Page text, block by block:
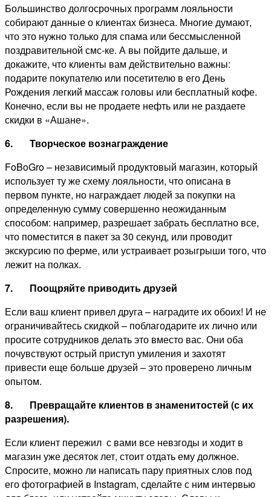
Большинство долгосрочных программ лояльности
собирают данные о клиентах бизнеса. Многие думают,
что это нужно только для спама или бессмысленной
поздравительной смс-ке. А вы пойдите дальше, и
докажите, что клиенты вам действительно важны:
подарите покупателю или посетителю в его День
Рождения легкий массаж головы или бесплатный кофе.
Конечно, если вы не продаете нефть или не раздаете
скидки в «Ашане».
6. Творческое вознаграждение
FoBoGro – независимый продуктовый магазин, который
использует ту же схему лояльности, что описана в
первом пункте, но награждает людей за покупки на
определенную сумму совершенно неожиданным
способом: например, разрешает забрать бесплатно все,
что поместится в пакет за 30 секунд, или проводит
экскурсию по ферме, или устраивает розыгрыши того, что
лежит на полках.
7. Поощряйте приводить друзей
Если ваш клиент привел друга – наградите их обоих! И не
ограничивайтесь скидкой – поблагодарите их лично или
просите сотрудников делать это вместо вас. Они оба
почувствуют острый приступ умиления и захотят
привести еще больше друзей – это проверено личным
опытом.
8. Превращайте клиентов в знаменитостей (с их
разрешения).
Если клиент пережил с вами все невзгоды и ходит в
магазин уже десяток лет, стоит отдать ему должное.
Спросите, можно ли написать пару приятных слов под
его фотографией в Instagram, сделайте с ним интервью